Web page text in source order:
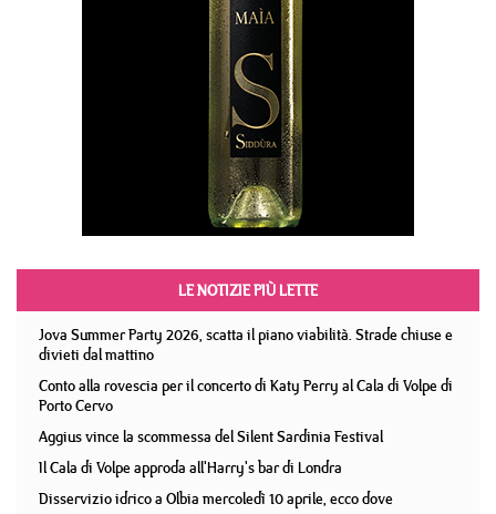
LE NOTIZIE PIÙ LETTE
Jova Summer Party 2026, scatta il piano viabilità. Strade chiuse e
divieti dal mattino
Conto alla rovescia per il concerto di Katy Perry al Cala di Volpe di
Porto Cervo
Aggius vince la scommessa del Silent Sardinia Festival
Il Cala di Volpe approda all'Harry's bar di Londra
Disservizio idrico a Olbia mercoledì 10 aprile, ecco dove